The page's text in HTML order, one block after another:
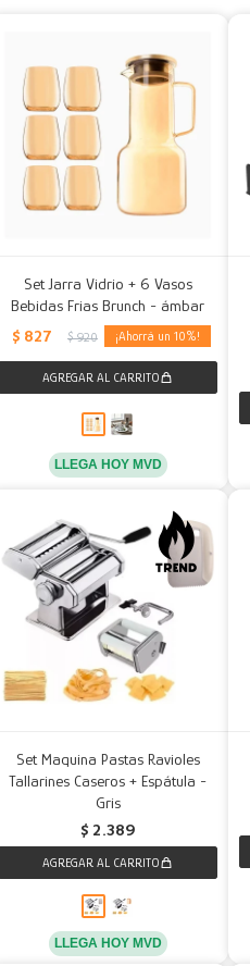
Set Jarra Vidrio + 6 Vasos
Bebidas Frias Brunch - ámbar
$ 827 $ 920 10
LLEGA HOY MVD
Set Maquina Pastas Ravioles
Tallarines Caseros + Espátula -
Gris
$ 2.389
LLEGA HOY MVD